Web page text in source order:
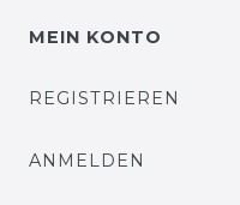
MEIN KONTO
REGISTRIEREN
ANMELDEN